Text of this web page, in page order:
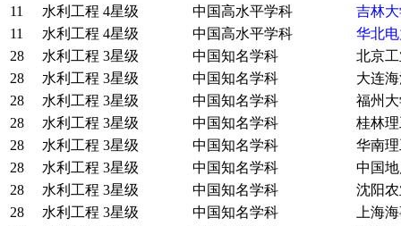
11
水利工程 4星级 中国高水平学科
吉林
11
水利工程 4星级 中国高水平学科
华北
28
水利工程 3星级 中国知名学科
北京
28
水利工程 3星级 中国知名学科
大连
28
水利工程 3星级 中国知名学科
福州
28
水利工程 3星级 中国知名学科
桂林
28
水利工程 3星级 中国知名学科
华南
28
水利工程 3星级 中国知名学科
中国
28
水利工程 3星级 中国知名学科
沈阳
28
水利工程 3星级 中国知名学科
上海